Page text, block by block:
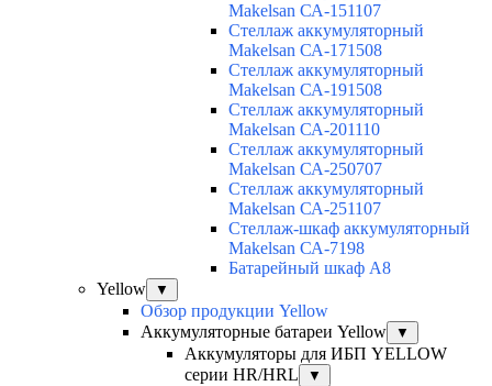
Makelsan СА-151107
Cтеллаж аккумуляторный
Makelsan СА-171508
Cтеллаж аккумуляторный
Makelsan СА-191508
Cтеллаж аккумуляторный
Makelsan СА-201110
Cтеллаж аккумуляторный
Makelsan СА-250707
Cтеллаж аккумуляторный
Makelsan СА-251107
Стеллаж-шкаф аккумуляторный
Makelsan СА-7198
Батарейный шкаф А8
Yellow
▼
Обзор продукции Yellow
Аккумуляторные батареи Yellow
▼
Аккумуляторы для ИБП YELLOW
серии HR/HRL
▼